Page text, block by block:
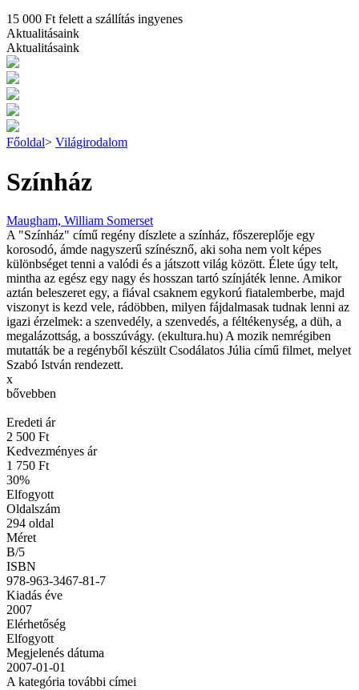
15 000 Ft felett a szállítás ingyenes
Aktualitásaink
Aktualitásaink
Főoldal> Világirodalom
Színház
Maugham, William Somerset
A "Színház" című regény díszlete a színház, főszereplője egy
korosodó, ámde nagyszerű színésznő, aki soha nem volt képes
különbséget tenni a valódi és a játszott világ között. Élete úgy telt,
mintha az egész egy nagy és hosszan tartó színjáték lenne. Amikor
aztán beleszeret egy, a fiával csaknem egykorú fiatalemberbe, majd
viszonyt is kezd vele, rádöbben, milyen fájdalmasak tudnak lenni az
igazi érzelmek: a szenvedély, a szenvedés, a féltékenység, a düh, a
megalázottság, a bosszúvágy. (ekultura.hu) A mozik nemrégiben
mutatták be a regényből készült Csodálatos Júlia című filmet, melyet
Szabó István rendezett.
x
bővebben
Eredeti ár
2 500 Ft
Kedvezményes ár
1 750 Ft
30%
Elfogyott
Oldalszám
294 oldal
Méret
B/5
ISBN
978-963-3467-81-7
Kiadás éve
2007
Elérhetőség
Elfogyott
Megjelenés dátuma
2007-01-01
A kategória további címei